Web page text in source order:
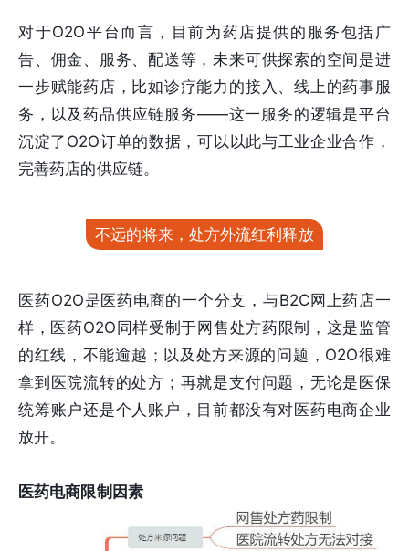
对于O2O平台而言，目前为药店提供的服务包括广
告、佣金、服务、配送等，未来可供探索的空间是进
一步赋能药店，比如诊疗能力的接入、线上的药事服
务，以及药品供应链服务——这一服务的逻辑是平台
沉淀了O2O订单的数据，可以以此与工业企业合作，
完善药店的供应链。
不远的将来，处方外流红利释放
医药O2O是医药电商的一个分支，与B2C网上药店一
样，医药O2O同样受制于网售处方药限制，这是监管
的红线，不能逾越；以及处方来源的问题，O2O很难
拿到医院流转的处方；再就是支付问题，无论是医保
统筹账户还是个人账户，目前都没有对医药电商企业
放开。
医药电商限制因素